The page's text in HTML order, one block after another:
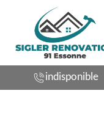
indisponible